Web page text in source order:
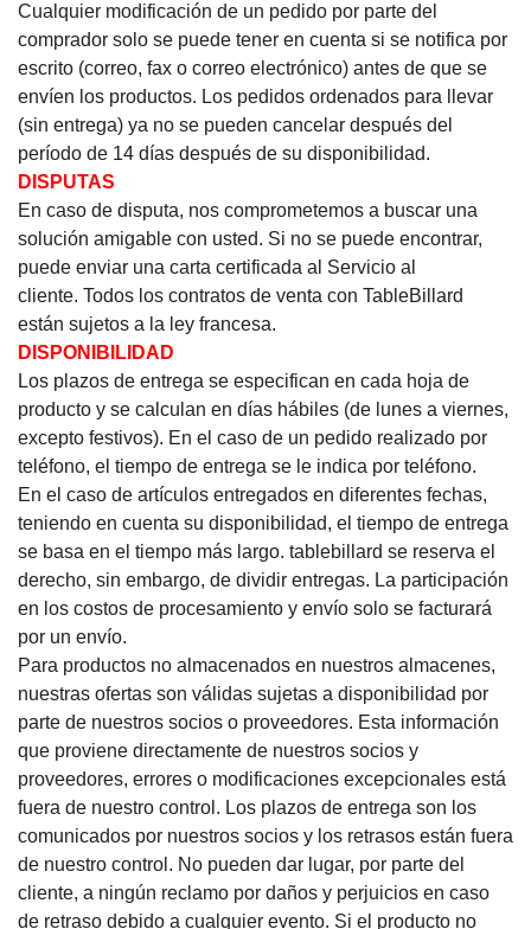
Cualquier modificación de un pedido por parte del
comprador solo se puede tener en cuenta si se notifica por
escrito (correo, fax o correo electrónico) antes de que se
envíen los productos. Los pedidos ordenados para llevar
(sin entrega) ya no se pueden cancelar después del
período de 14 días después de su disponibilidad.
DISPUTAS
En caso de disputa, nos comprometemos a buscar una
solución amigable con usted. Si no se puede encontrar,
puede enviar una carta certificada al Servicio al
cliente. Todos los contratos de venta con TableBillard
están sujetos a la ley francesa.
DISPONIBILIDAD
Los plazos de entrega se especifican en cada hoja de
producto y se calculan en días hábiles (de lunes a viernes,
excepto festivos). En el caso de un pedido realizado por
teléfono, el tiempo de entrega se le indica por teléfono.
En el caso de artículos entregados en diferentes fechas,
teniendo en cuenta su disponibilidad, el tiempo de entrega
se basa en el tiempo más largo. tablebillard se reserva el
derecho, sin embargo, de dividir entregas. La participación
en los costos de procesamiento y envío solo se facturará
por un envío.
Para productos no almacenados en nuestros almacenes,
nuestras ofertas son válidas sujetas a disponibilidad por
parte de nuestros socios o proveedores. Esta información
que proviene directamente de nuestros socios y
proveedores, errores o modificaciones excepcionales está
fuera de nuestro control. Los plazos de entrega son los
comunicados por nuestros socios y los retrasos están fuera
de nuestro control. No pueden dar lugar, por parte del
cliente, a ningún reclamo por daños y perjuicios en caso
de retraso debido a cualquier evento. Si el producto no